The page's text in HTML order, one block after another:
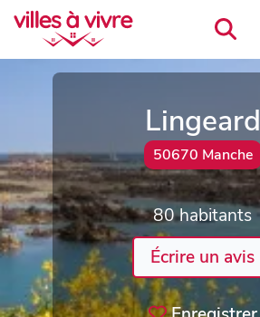
Lingeard
50670 Manche
80 habitants
Écrire un avis